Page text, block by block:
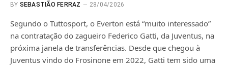
BY SEBASTIÃO FERRAZ 28/04/2026
Segundo o Tuttosport, o Everton está “muito interessado”
na contratação do zagueiro Federico Gatti, da Juventus, na
próxima janela de transferências. Desde que chegou à
Juventus vindo do Frosinone em 2022, Gatti tem sido uma